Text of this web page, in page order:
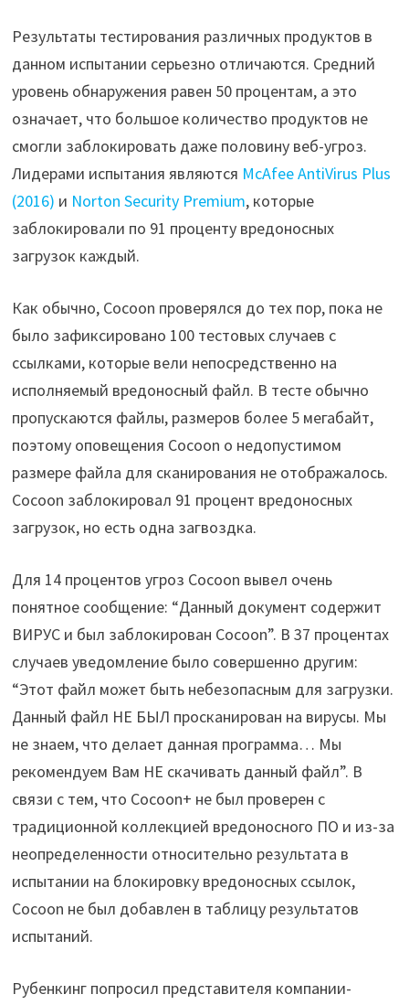
Результаты тестирования различных продуктов в
данном испытании серьезно отличаются. Средний
уровень обнаружения равен 50 процентам, а это
означает, что большое количество продуктов не
смогли заблокировать даже половину веб-угроз.
Лидерами испытания являются McAfee AntiVirus Plus
(2016) и Norton Security Premium, которые
заблокировали по 91 проценту вредоносных
загрузок каждый.
Как обычно, Cocoon проверялся до тех пор, пока не
было зафиксировано 100 тестовых случаев с
ссылками, которые вели непосредственно на
исполняемый вредоносный файл. В тесте обычно
пропускаются файлы, размеров более 5 мегабайт,
поэтому оповещения Cocoon о недопустимом
размере файла для сканирования не отображалось.
Cocoon заблокировал 91 процент вредоносных
загрузок, но есть одна загвоздка.
Для 14 процентов угроз Cocoon вывел очень
понятное сообщение: “Данный документ содержит
ВИРУС и был заблокирован Cocoon”. В 37 процентах
случаев уведомление было совершенно другим:
“Этот файл может быть небезопасным для загрузки.
Данный файл НЕ БЫЛ просканирован на вирусы. Мы
не знаем, что делает данная программа… Мы
рекомендуем Вам НЕ скачивать данный файл”. В
связи с тем, что Cocoon+ не был проверен с
традиционной коллекцией вредоносного ПО и из-за
неопределенности относительно результата в
испытании на блокировку вредоносных ссылок,
Cocoon не был добавлен в таблицу результатов
испытаний.
Рубенкинг попросил представителя компании-